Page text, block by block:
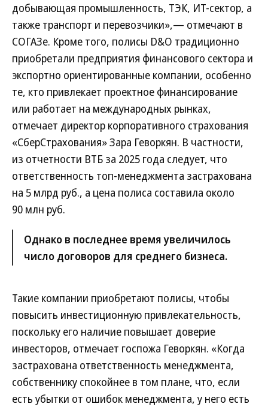
добывающая промышленность, ТЭК, ИТ-сектор, а
также транспорт и перевозчики»,— отмечают в
СОГАЗе. Кроме того, полисы D&O традиционно
приобретали предприятия финансового сектора и
экспортно ориентированные компании, особенно
те, кто привлекает проектное финансирование
или работает на международных рынках,
отмечает директор корпоративного страхования
«СберСтрахования» Зара Геворкян. В частности,
из отчетности ВТБ за 2025 года следует, что
ответственность топ-менеджмента застрахована
на 5 млрд руб., а цена полиса составила около
90 млн руб.
Однако в последнее время увеличилось
число договоров для среднего бизнеса.
Такие компании приобретают полисы, чтобы
повысить инвестиционную привлекательность,
поскольку его наличие повышает доверие
инвесторов, отмечает госпожа Геворкян. «Когда
застрахована ответственность менеджмента,
собственнику спокойнее в том плане, что, если
есть убытки от ошибок менеджмента, у него есть